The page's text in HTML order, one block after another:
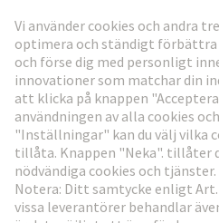
Gå till registrering
Social Media